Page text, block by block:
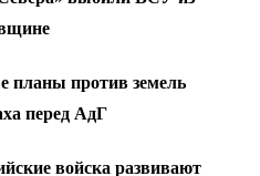
планы против земель
перед АдГ
войска развивают